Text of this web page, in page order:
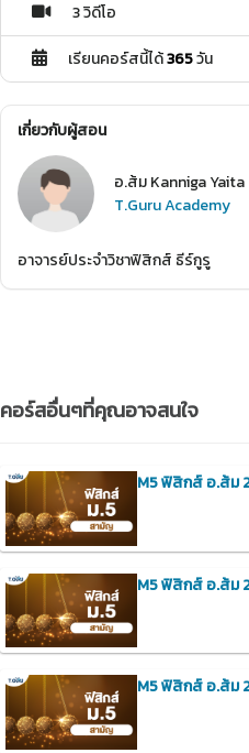
3 วิดีโอ
เรียนคอร์สนี้ได้365วัน
เกี่ยวกับผู้สอน
อ.ส้ม Kanniga Yaita
T.Guru Academy
อาจารย์ประจำวิชาฟิสิกส์ ธีร์กูรู
คอร์สอื่นๆที่คุณอาจสนใจ
M5 ฟิสิกส์ อ.ส้ม
M5 ฟิสิกส์ อ.ส้ม
M5 ฟิสิกส์ อ.ส้ม